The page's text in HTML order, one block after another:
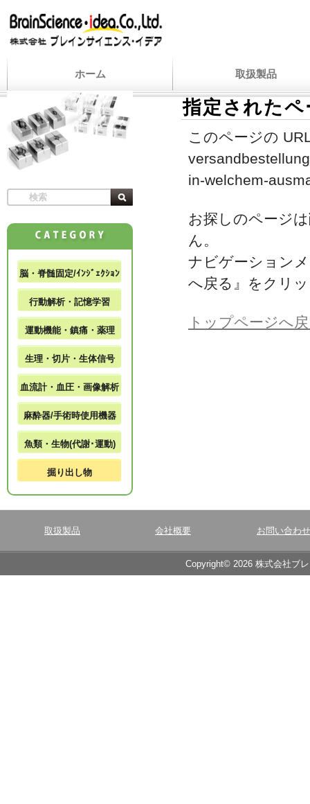
ホーム 取扱製品
指定された
このページの
in-welchem-
お探しのページ
ん。
ナビゲーション
へ戻る』をクリ
トップページへ
脳・脊髄固定/ｲﾝｼﾞｪｸｼｮﾝ
行動解析・記憶学習
運動機能・鎮痛・薬理
生理・切片・生体信号
血流計・血圧・画像解析
麻酔器/手術時使用機器
魚類・生物(代謝･運動)
掘り出し物
取扱製品 会社概要 お問い合わせ
Copyright© 2026 株式会社ブ